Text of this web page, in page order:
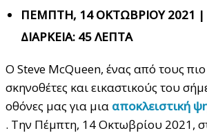
ΠΕΜΠΤΗ, 14 ΟΚΤΩΒΡΙΟΥ 2021 |
ΔΙΑΡΚΕΙΑ: 45 ΛΕΠΤΑ
Ο Steve McQueen, ένας από τους
σκηνοθέτες και εικαστικούς του
οθόνες μας για μια αποκλειστική
. Την Πέμπτη, 14 Οκτωβρίου 2021,